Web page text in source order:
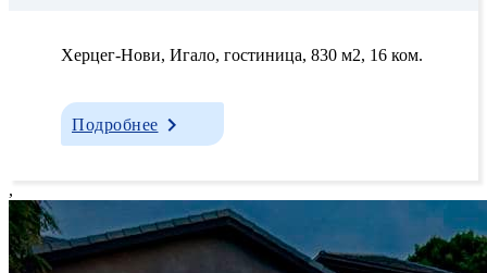
Херцег-Нови, Игало, гостиница, 830 м2, 16 ком.
Подробнее
,